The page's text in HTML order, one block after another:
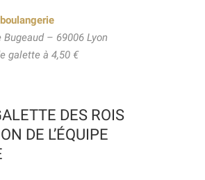
Bugeaud – 69006 Lyon
galette à 4,50 €
DES ROIS
DE L’ÉQUIPE